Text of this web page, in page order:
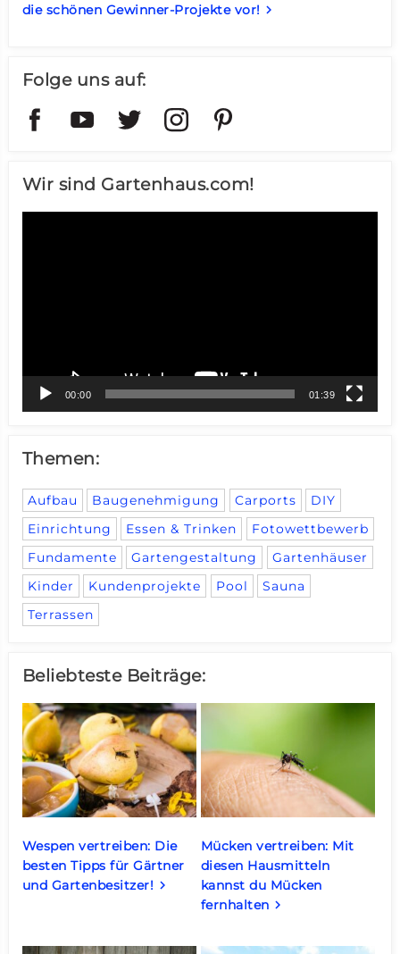
die schönen Gewinner-Projekte vor! keyboard_arrow_right
Folge uns auf:
Wir sind Gartenhaus.com!
00:00 01:39
Themen:
Aufbau Baugenehmigung Carports
DIY
Einrichtung
Essen & Trinken
Fotowettbewerb
Fundamente
Gartengestaltung
Gartenhäuser
Kinder
Kundenprojekte Pool
Sauna
Terrassen
Beliebteste Beiträge:
Wespen vertreiben: Die
besten Tipps für Gärtner
und Gartenbesitzer! keyboard_arrow_right
Mücken vertreiben: Mit
diesen Hausmitteln
kannst du Mücken
fernhalten keyboard_arrow_right